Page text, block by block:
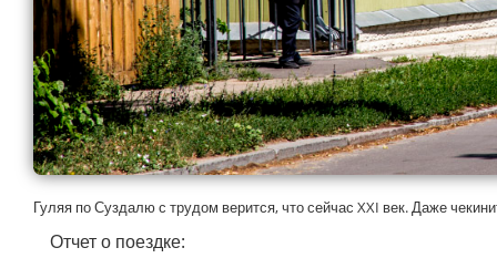
Гуляя по Суздалю с трудом верится, что сейчас XXI век. Даже
Отчет о поездке: